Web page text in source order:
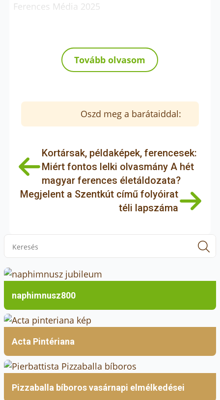
Ferences Média 2025
Tovább olvasom
Oszd meg a barátaiddal:
Kortársak, példaképek, ferencesek:
Miért fontos lelki olvasmány A hét
magyar ferences életáldozata?
Megjelent a Szentkút című folyóirat
téli lapszáma
naphimnusz800
Acta Pintériana
Pizzaballa bíboros vasárnapi elmélkedései